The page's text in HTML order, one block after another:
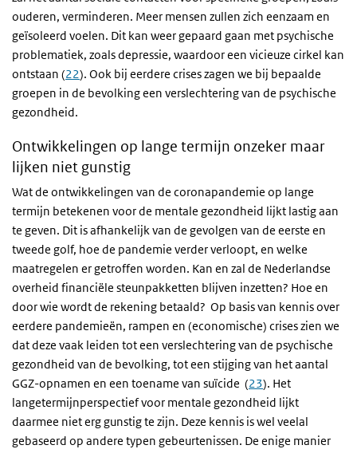
ouderen, verminderen. Meer mensen zullen zich eenzaam en
geïsoleerd voelen. Dit kan weer gepaard gaan met psychische
problematiek, zoals depressie, waardoor een vicieuze cirkel kan
ontstaan (22). Ook bij eerdere crises zagen we bij bepaalde
groepen in de bevolking een verslechtering van de psychische
gezondheid.
Ontwikkelingen op lange termijn onzeker maar
lijken niet gunstig
Wat de ontwikkelingen van de coronapandemie op lange
termijn betekenen voor de mentale gezondheid lijkt lastig aan
te geven. Dit is afhankelijk van de gevolgen van de eerste en
tweede golf, hoe de pandemie verder verloopt, en welke
maatregelen er getroffen worden. Kan en zal de Nederlandse
overheid financiële steunpakketten blijven inzetten? Hoe en
door wie wordt de rekening betaald? Op basis van kennis over
eerdere pandemieën, rampen en (economische) crises zien we
dat deze vaak leiden tot een verslechtering van de psychische
gezondheid van de bevolking, tot een stijging van het aantal
GGZ-opnamen en een toename van suïcide (23). Het
langetermijnperspectief voor mentale gezondheid lijkt
daarmee niet erg gunstig te zijn. Deze kennis is wel veelal
gebaseerd op andere typen gebeurtenissen. De enige manier